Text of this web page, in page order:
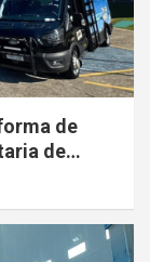
de
de